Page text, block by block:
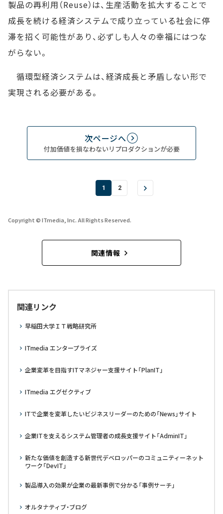
製品の再利用（Reuse）は、生産活動を拡大することで
成長を続ける経済システムで成り立っている社会に停
滞を招く可能性があり、必ずしも人々の幸福にはつな
がらない。
循環型経済システムは、経済成長と矛盾しない形で
実現される必要がある。
次ページへ
付加価値を損なわないリプロダクションが必要
1 2
Copyright © ITmedia, Inc. All Rights Reserved.
関連情報
関連リンク
早稲田大学ＩＴ戦略研究所
ITmedia エンタープライズ
企業変革を目指すITマネジャー支援サイト「PlanIT」
ITmedia エグゼクティブ
ITで企業を変革したいビジネスリーダーのための「News」サイト
企業ITを支えるシステム管理者の成長支援サイト「AdminIT」
新たな価値を創造する新世代デベロッパーのコミュニティーネット
ワーク「DevIT」
製品導入の効果が企業の最新事例で分かる「事例サーチ」
オルタナティブ・ブログ